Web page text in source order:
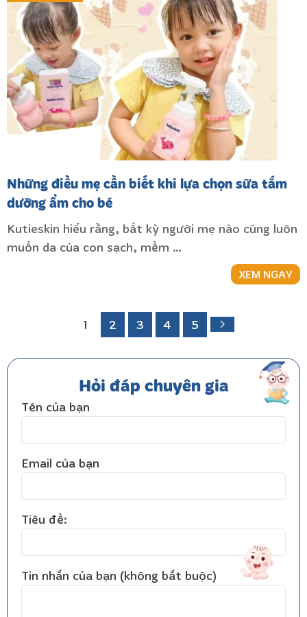
Những điều mẹ cần biết khi lựa chọn sữa tắm
dưỡng ẩm cho bé
Kutieskin hiểu rằng, bất kỳ người mẹ nào cũng luôn
muốn da của con sạch, mềm …
XEM NGAY
1 2 3 4 5
Hỏi đáp chuyên gia
Tên của bạn
Email của bạn
Tiêu đề:
Tin nhắn của bạn (không bắt buộc)